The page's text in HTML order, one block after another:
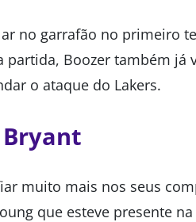
no garrafão no primeiro
Boozer também já
o ataque do Lakers.
Bryant
muito mais nos seus
que esteve presente